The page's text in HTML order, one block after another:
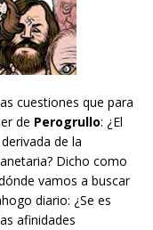
cuestiones que para
de Perogrullo: ¿El
de la
Dicho como
vamos a buscar
diario: ¿Se es
afinidades